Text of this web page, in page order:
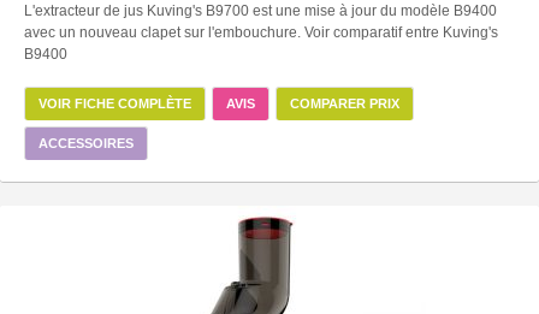
L'extracteur de jus Kuving's B9700 est une mise à jour du modèle B9400
avec un nouveau clapet sur l'embouchure. Voir comparatif entre Kuving's
B9400
VOIR FICHE COMPLÈTE AVIS COMPARER PRIX
ACCESSOIRES